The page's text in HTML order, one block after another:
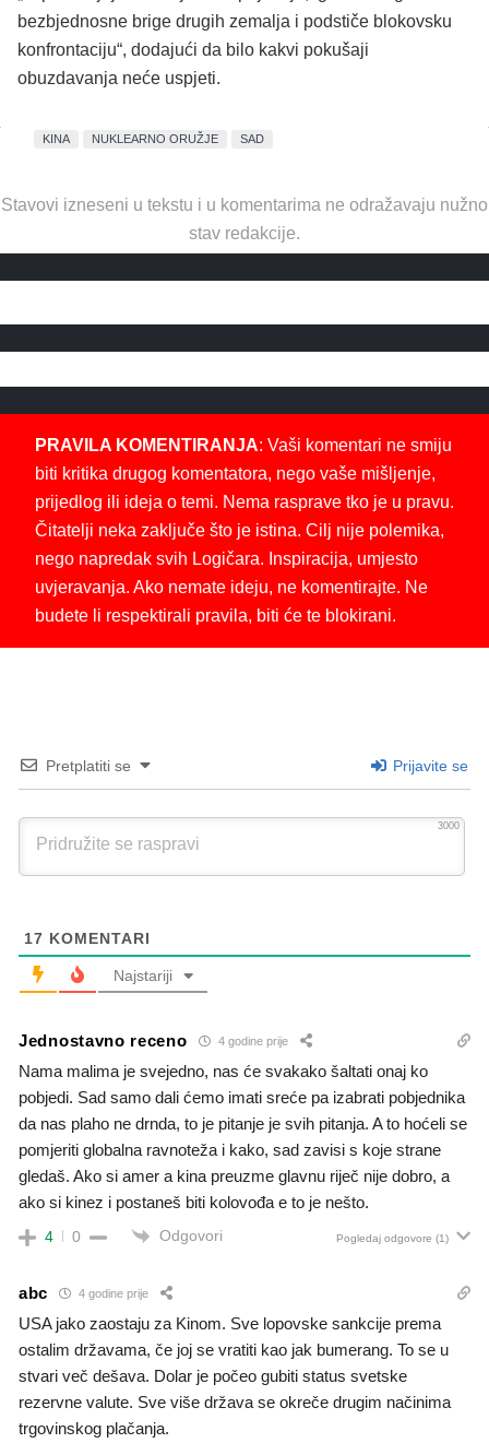
bezbjednosne brige drugih zemalja i podstiče blokovsku
konfrontaciju“, dodajući da bilo kakvi pokušaji
obuzdavanja neće uspjeti.
KINA NUKLEARNO ORUŽJE SAD
Stavovi izneseni u tekstu i u komentarima ne odražavaju nužno
stav redakcije.
PRAVILA KOMENTIRANJA: Vaši komentari ne smiju
biti kritika drugog komentatora, nego vaše mišljenje,
prijedlog ili ideja o temi. Nema rasprave tko je u pravu.
Čitatelji neka zaključe što je istina. Cilj nije polemika,
nego napredak svih Logičara. Inspiracija, umjesto
uvjeravanja. Ako nemate ideju, ne komentirajte. Ne
budete li respektirali pravila, biti će te blokirani.
Pretplatiti se Prijavite se
3000
17 KOMENTARI
Najstariji
Jednostavno receno 4 godine prije
Nama malima je svejedno, nas će svakako šaltati onaj ko
pobjedi. Sad samo dali ćemo imati sreće pa izabrati pobjednika
da nas plaho ne drnda, to je pitanje je svih pitanja. A to hoćeli se
pomjeriti globalna ravnoteža i kako, sad zavisi s koje strane
gledaš. Ako si amer a kina preuzme glavnu riječ nije dobro, a
ako si kinez i postaneš biti kolovođa e to je nešto.
4 0 Odgovori Pogledaj odgovore (1)
abc 4 godine prije
USA jako zaostaju za Kinom. Sve lopovske sankcije prema
ostalim državama, če joj se vratiti kao jak bumerang. To se u
stvari več dešava. Dolar je počeo gubiti status svetske
rezervne valute. Sve više država se okreče drugim načinima
trgovinskog plačanja.